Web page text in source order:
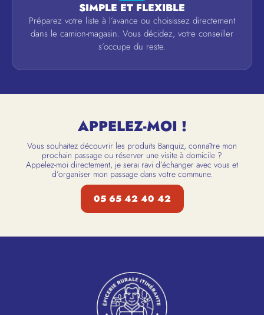
SIMPLE ET FLEXIBLE
Préparez votre liste à l’avance ou choisissez directement
dans le camion-magasin. Vous décidez, votre conseiller
s’occupe du reste.
APPELEZ-MOI !
Vous souhaitez découvrir les produits Banquiz, connaître mon
prochain passage ou réserver une visite à domicile ?
Appelez-moi directement, je serai ravi d’échanger avec vous et
d’organiser mon passage dans votre commune.
05 65 42 40 42